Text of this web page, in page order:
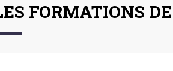
FORMATIONS